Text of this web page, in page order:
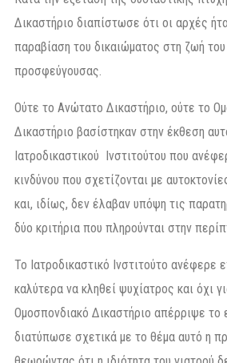
Δικαστήριο διαπίστωσε ότι οι αρχές
παραβίαση του δικαιώματος στη ζωή του
προσφεύγουσας.
Ούτε το Ανώτατο Δικαστήριο, ούτε το
Δικαστήριο βασίστηκαν στην έκθεση
Ιατροδικαστικού Ινστιτούτου που
κινδύνου που σχετίζονται με
και, ιδίως, δεν έλαβαν υπόψη τις
δύο κριτήρια που πληρούνται στην
Το Ιατροδικαστικό Ινστιτούτο ανέφερε
καλύτερα να κληθεί ψυχίατρος και όχι
Ομοσπονδιακό Δικαστήριο απέρριψε το
διατύπωσε σχετικά με το θέμα αυτό η